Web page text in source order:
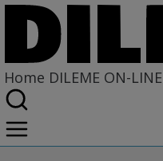
Home DILEME ON-LINE